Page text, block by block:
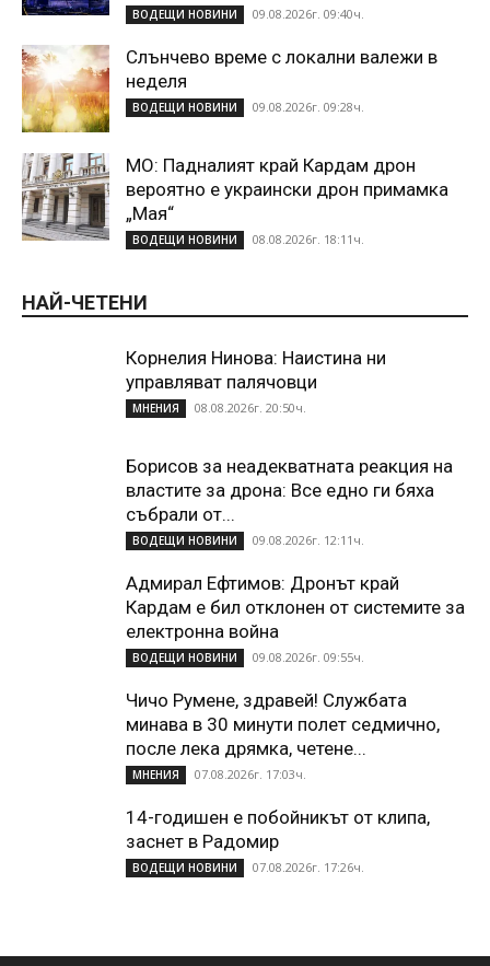
ВОДЕЩИ НОВИНИ 09.08.2026г. 09:40ч.
Слънчево време с локални валежи в
неделя
ВОДЕЩИ НОВИНИ 09.08.2026г. 09:28ч.
МО: Падналият край Кардам дрон
вероятно е украински дрон примамка
„Мая“
ВОДЕЩИ НОВИНИ 08.08.2026г. 18:11ч.
НАЙ-ЧЕТЕНИ
Корнелия Нинова: Наистина ни
управляват палячовци
МНЕНИЯ 08.08.2026г. 20:50ч.
Борисов за неадекватната реакция на
властите за дрона: Все едно ги бяха
събрали от...
ВОДЕЩИ НОВИНИ 09.08.2026г. 12:11ч.
Адмирал Ефтимов: Дронът край
Кардам е бил отклонен от системите за
електронна война
ВОДЕЩИ НОВИНИ 09.08.2026г. 09:55ч.
Чичо Румене, здравей! Службата
минава в 30 минути полет седмично,
после лека дрямка, четене...
МНЕНИЯ 07.08.2026г. 17:03ч.
14-годишен е побойникът от клипа,
заснет в Радомир
ВОДЕЩИ НОВИНИ 07.08.2026г. 17:26ч.